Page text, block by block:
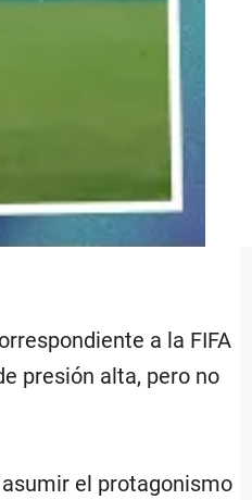
a la FIFA
presión alta, pero no
el protagonismo